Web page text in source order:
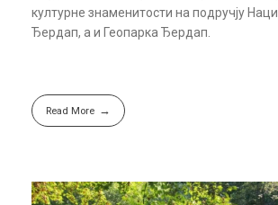
културне знаменитости на подручју
Ђердап, а и Геопарка Ђердап.
Read More